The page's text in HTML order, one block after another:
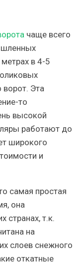
чаще всего
в 4-5
ворот. Эта
то
высокой
работают до
широкого
и
самая простая
она
странах, т.к.
на
слоев снежного
откатные